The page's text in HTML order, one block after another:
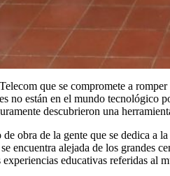
que se compromete a
no están en el mundo tecnológico
descubrieron una
obra de la gente que se dedica a
encuentra alejada de los grandes
experiencias educativas referidas